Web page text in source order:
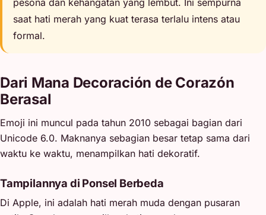
pesona dan kehangatan yang lembut. Ini sempurna
saat hati merah yang kuat terasa terlalu intens atau
formal.
Dari Mana Decoración de Corazón
Berasal
Emoji ini muncul pada tahun 2010 sebagai bagian dari
Unicode 6.0. Maknanya sebagian besar tetap sama dari
waktu ke waktu, menampilkan hati dekoratif.
Tampilannya di Ponsel Berbeda
Di Apple, ini adalah hati merah muda dengan pusaran